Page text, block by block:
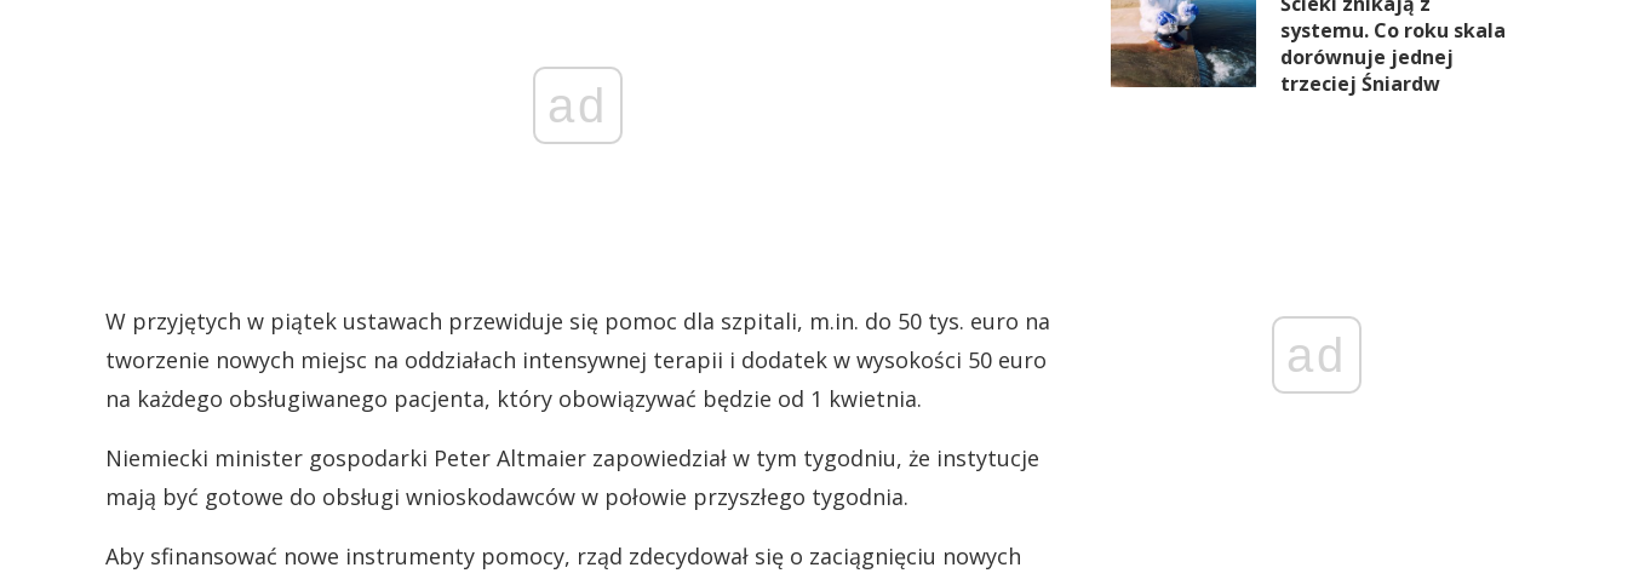
ad
W przyjętych w piątek ustawach przewiduje się pomoc dla szpitali, m.in. do 50 tys. euro na
tworzenie nowych miejsc na oddziałach intensywnej terapii i dodatek w wysokości 50 euro
na każdego obsługiwanego pacjenta, który obowiązywać będzie od 1 kwietnia.
Niemiecki minister gospodarki Peter Altmaier zapowiedział w tym tygodniu, że instytucje
mają być gotowe do obsługi wnioskodawców w połowie przyszłego tygodnia.
Aby sfinansować nowe instrumenty pomocy, rząd zdecydował się o zaciągnięciu nowych
systemu. Co roku skala
dorównuje jednej
trzeciej Śniardw
ad